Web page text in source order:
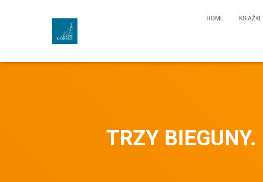
HOME KSIĄŻKI
TRZY